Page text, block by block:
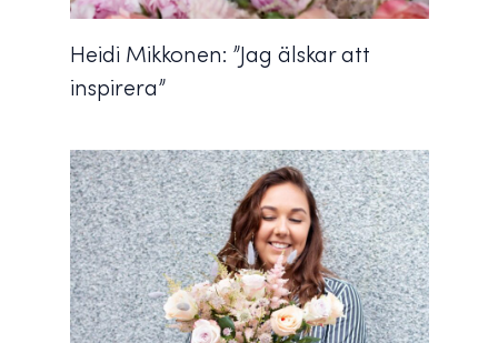
Heidi Mikkonen: ”Jag älskar att
inspirera”